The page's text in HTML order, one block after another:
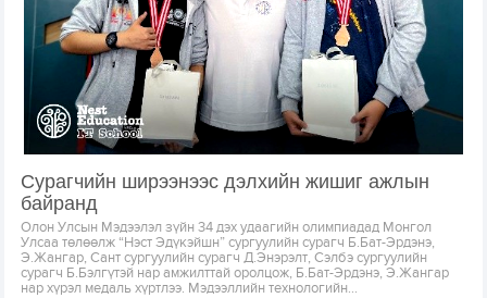
Сурагчийн ширээнээс дэлхийн жишиг ажлын
байранд
Олон Улсын Мэдээлэл зүйн 34 дэх удаагийн олимпиадад Монгол
Улсаа төлөөлж “Нэст Эдүкэйшн” сургуулийн сурагч Б.Бат-Эрдэнэ,
Э.Жангар, Сант сургуулийн сурагч Д.Энэрэлт, Сэлбэ сургуулийн
сурагч Б.Бэлгүтэй нар амжилттай оролцож, Б.Бат-Эрдэнэ, Э.Жангар
нар хүрэл медаль хүртлээ. Мэдээллийн технологийн...